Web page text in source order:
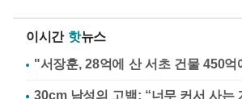
이시간 핫뉴스
"서장훈, 28억에 산 서초 건물 450억